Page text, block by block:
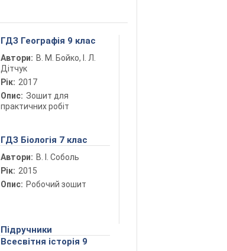
ГДЗ Географія 9 клас
Автори: В. М. Бойко, І. Л.
Дітчук
Рік: 2017
Опис: Зошит для
практичних робіт
ГДЗ Біологія 7 клас
Автори: В. І. Соболь
Рік: 2015
Опис: Робочий зошит
Підручники
Всесвітня історія 9